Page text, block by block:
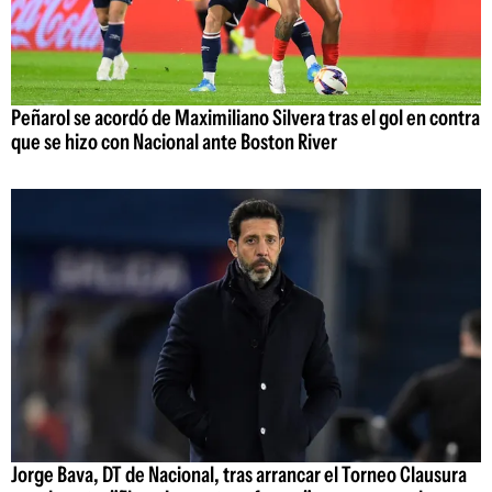
Peñarol se acordó de Maximiliano Silvera tras el gol en contra
que se hizo con Nacional ante Boston River
Jorge Bava, DT de Nacional, tras arrancar el Torneo Clausura